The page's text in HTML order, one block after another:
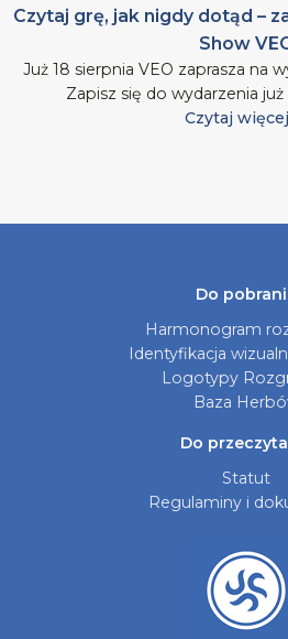
Czytaj grę, jak nigdy dotąd –
Show
Już 18 sierpnia VEO zaprasza na
Zapisz się do wydarzenia już
Czytaj więcej
Do
Harmonogram
Identyfikacja
Logotypy
Baza
Do
Statut
Regulaminy i